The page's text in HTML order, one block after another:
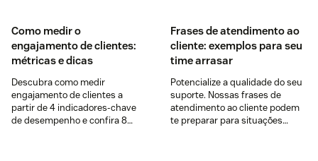
Como medir o
engajamento de clientes:
métricas e dicas
Descubra como medir
engajamento de clientes a
partir de 4 indicadores-chave
de desempenho e confira 8
Frases de atendimento ao
cliente: exemplos para seu
time arrasar
Potencialize a qualidade do seu
suporte. Nossas frases de
atendimento ao cliente podem
te preparar para situações